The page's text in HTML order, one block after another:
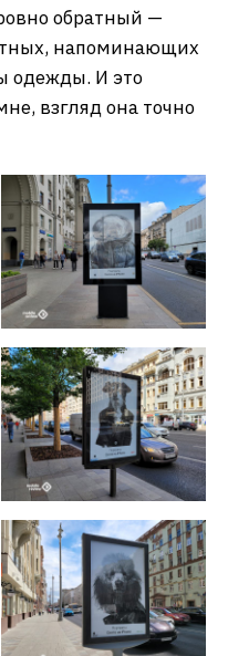
обратный —
напоминающих
одежды. И это
взгляд она точно